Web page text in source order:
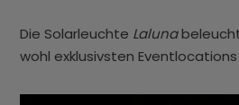
Die Solarleuchte Laluna
wohl exklusivsten